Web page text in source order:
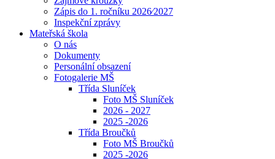
Zápis do 1. ročníku 2026⁄2027
Inspekční zprávy
Mateřská škola
O nás
Dokumenty
Personální obsazení
Fotogalerie MŠ
Třída Sluníček
Foto MŠ Sluníček
2026 - 2027
2025 -2026
Třída Broučků
Foto MŠ Broučků
2025 -2026